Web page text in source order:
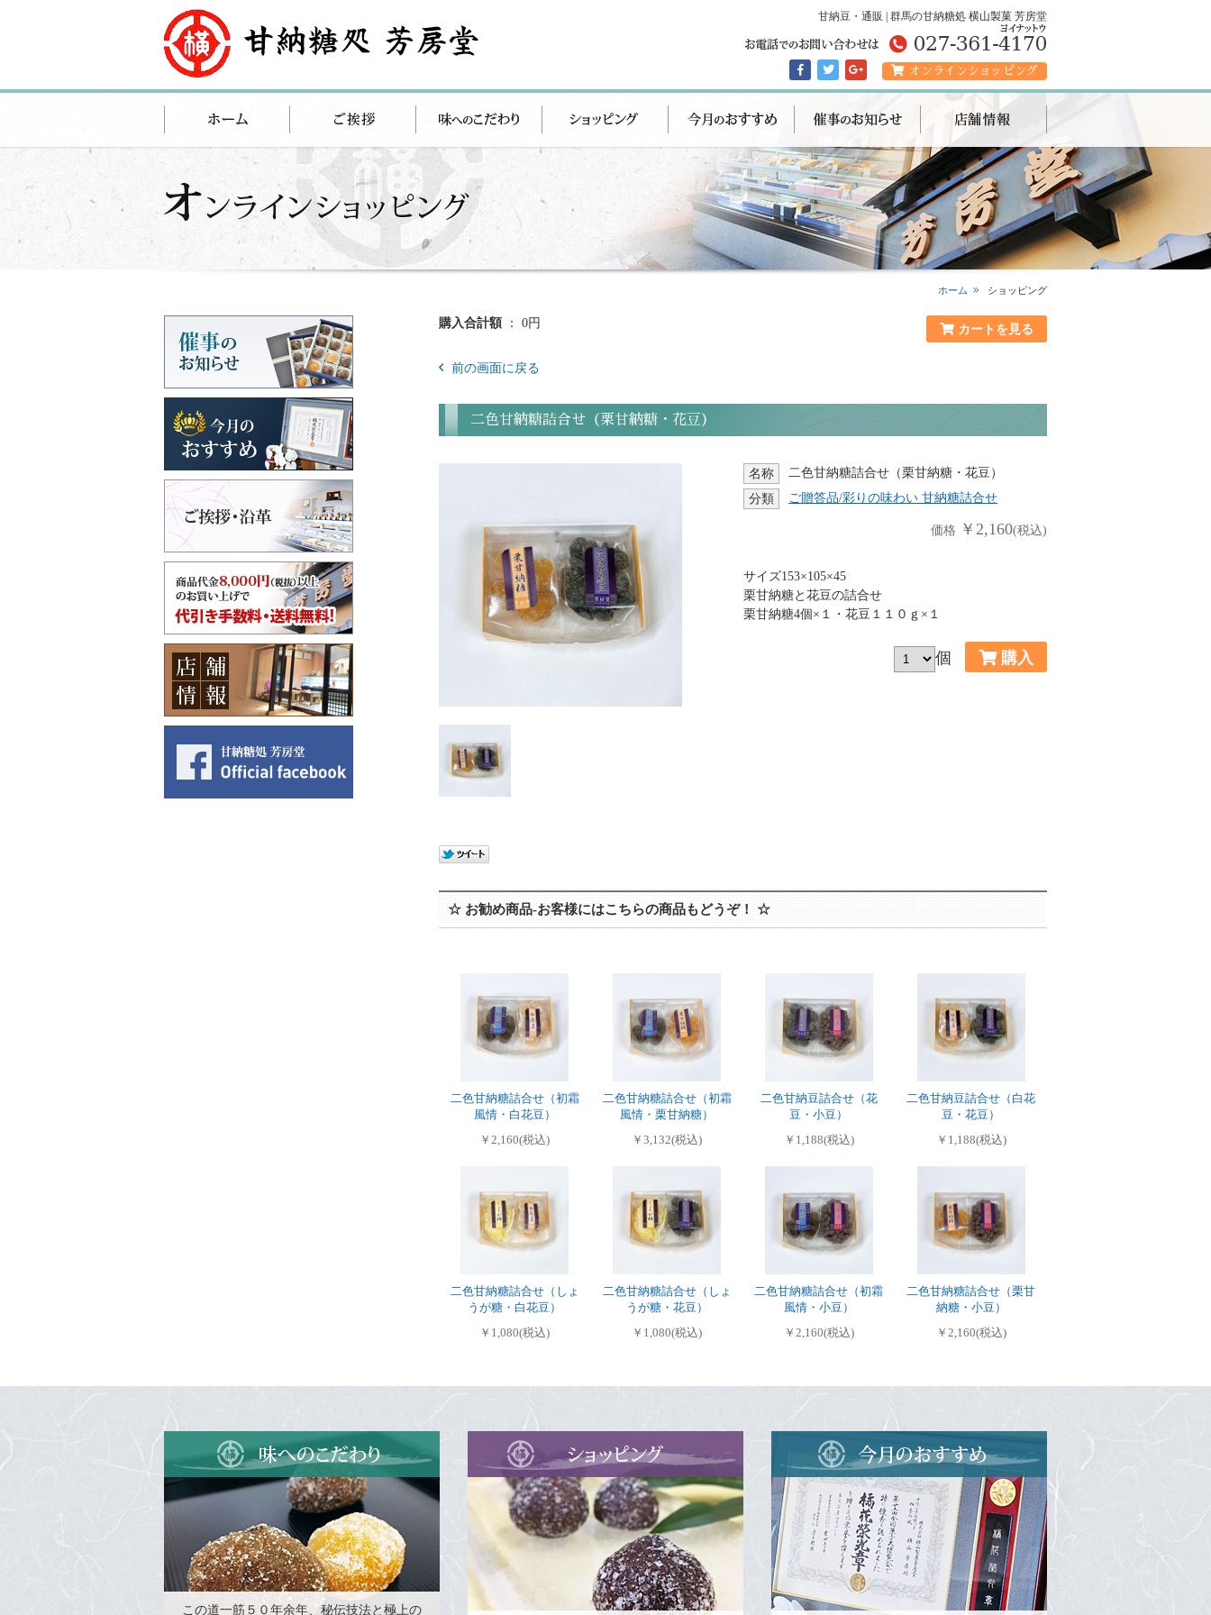
甘納豆・通販 | 群馬の甘納糖処 横山製菓 芳房堂
オンラインショッピング
ホーム ショッピング
購入合計額 ： 0円
前の画面に戻る
二色甘納糖詰合せ（栗甘納糖・花豆）
名称
二色甘納糖詰合せ（栗甘納糖・花豆）
分類
ご贈答品/彩りの味わい 甘納糖詰合せ
価格 ￥2,160(税込)
サイズ153×105×45
栗甘納糖と花豆の詰合せ
栗甘納糖4個×１・花豆１１０ｇ×１
個
☆ お勧め商品-お客様にはこちらの商品もどうぞ！ ☆
二色甘納糖詰合せ（初霜
風情・白花豆）
￥2,160(税込)
二色甘納糖詰合せ（初霜
風情・栗甘納糖）
￥3,132(税込)
二色甘納豆詰合せ（花
豆・小豆）
￥1,188(税込)
二色甘納豆詰合せ（白花
豆・花豆）
￥1,188(税込)
二色甘納糖詰合せ（しょ
うが糖・白花豆）
￥1,080(税込)
二色甘納糖詰合せ（しょ
うが糖・花豆）
￥1,080(税込)
二色甘納糖詰合せ（初霜
風情・小豆）
￥2,160(税込)
二色甘納糖詰合せ（栗甘
納糖・小豆）
￥2,160(税込)
この道一筋５０年余年、秘伝技法と極上の